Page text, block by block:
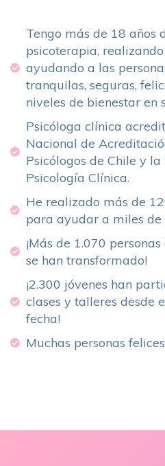
Tengo más de 18 años
psicoterapia,
ayudando a las
tranquilas, seguras,
niveles de bienestar en
Psicóloga clínica
Nacional de
Psicólogos de Chile y
Psicología Clínica.
He realizado más de
para ayudar a miles de
¡Más de 1.070
se han transformado!
¡2.300 jóvenes han
clases y talleres desde
fecha!
Muchas personas